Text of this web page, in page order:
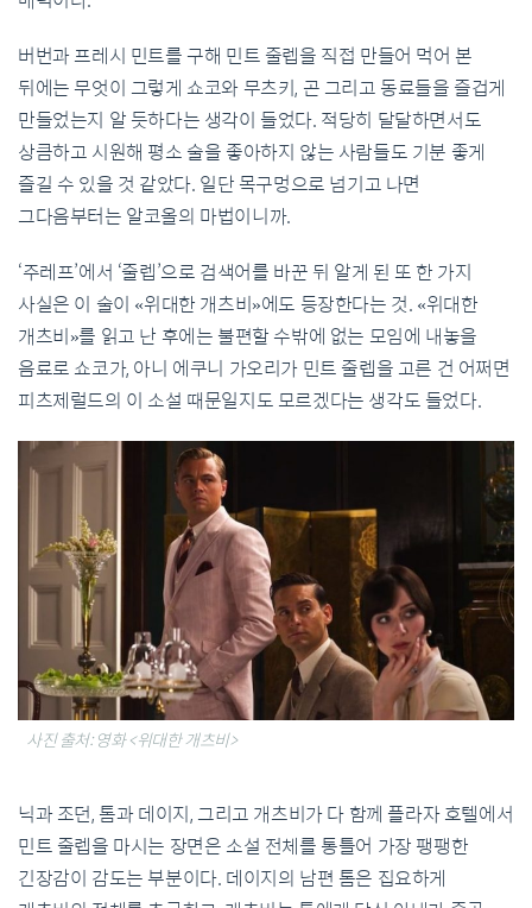
버번과 프레시 민트를 구해 민트 줄렙을 직접 만들어 먹어 본
뒤에는 무엇이 그렇게 쇼코와 무츠키, 곤 그리고 동료들을 즐겁게
만들었는지 알 듯하다는 생각이 들었다. 적당히 달달하면서도
상큼하고 시원해 평소 술을 좋아하지 않는 사람들도 기분 좋게
즐길 수 있을 것 같았다. 일단 목구멍으로 넘기고 나면
그다음부터는 알코올의 마법이니까.
‘주레프’에서 ‘줄렙’으로 검색어를 바꾼 뒤 알게 된 또 한 가지
사실은 이 술이 «위대한 개츠비»에도 등장한다는 것. «위대한
개츠비»를 읽고 난 후에는 불편할 수밖에 없는 모임에 내놓을
음료로 쇼코가, 아니 에쿠니 가오리가 민트 줄렙을 고른 건 어쩌면
피츠제럴드의 이 소설 때문일지도 모르겠다는 생각도 들었다.
사진 출처: 영화 <위대한 개츠비>
닉과 조던, 톰과 데이지, 그리고 개츠비가 다 함께 플라자 호텔에서
민트 줄렙을 마시는 장면은 소설 전체를 통틀어 가장 팽팽한
긴장감이 감도는 부분이다. 데이지의 남편 톰은 집요하게